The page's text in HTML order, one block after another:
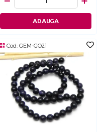
ADAUGA
Cod: GEM-GO21